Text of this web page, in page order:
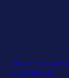
https://
v=Dji47BtIOjQ